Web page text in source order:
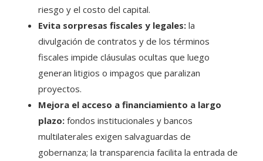
riesgo y el costo del capital.
Evita sorpresas fiscales y legales: la
divulgación de contratos y de los términos
fiscales impide cláusulas ocultas que luego
generan litigios o impagos que paralizan
proyectos.
Mejora el acceso a financiamiento a largo
plazo: fondos institucionales y bancos
multilaterales exigen salvaguardas de
gobernanza; la transparencia facilita la entrada de